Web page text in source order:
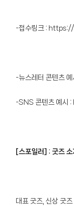
-접수링크 :
-뉴스레터 콘텐츠 예
-SNS 콘텐츠 예시 :
[스포일러] : 굿즈
대표 굿즈, 신상 굿